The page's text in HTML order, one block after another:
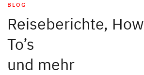
BLOG
Reiseberichte, How
To’s
und mehr